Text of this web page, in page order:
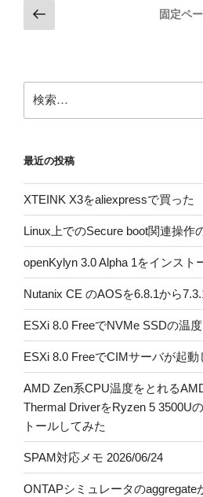
投
稿
ー
ジ
り
前
の
ジ
固定ペ
索:
最近の投稿
XTEINK X3をaliexpressで買った
Linux上でのSecure boot関連操作
openKylyn 3.0 Alpha 1をインスト
Nutanix CE のAOSを6.8.1から
ESXi 8.0 FreeでNVMe SSDの温
ESXi 8.0 FreeでCIMサーバが起動
AMD Zen系CPU温度をとれる
Thermal DriverをRyzen 5 3500U
トールしてみた
SPAM対応メモ 2026/06/24
ONTAPシミュレータのaggregate